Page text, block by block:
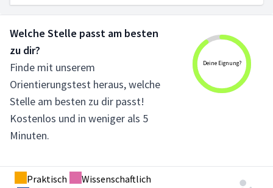
Deine Eignung?
Welche Stelle passt am besten
zu dir?
Finde mit unserem
Orientierungstest heraus, welche
Stelle am besten zu dir passt!
Kostenlos und in weniger als 5
Minuten.
Praktisch
Wissenschaftlich